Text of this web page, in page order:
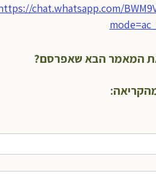
https://chat.whatsapp.com/
המאמר הבא שאפרסם?